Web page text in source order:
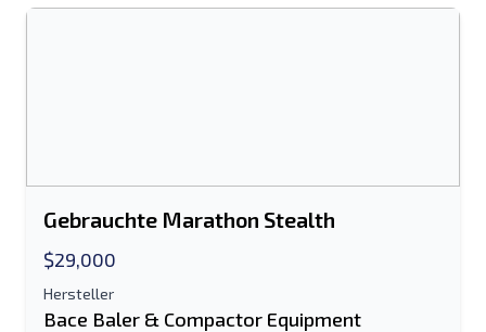
Gebrauchte Marathon Stealth
$29,000
Hersteller
Bace Baler & Compactor Equipment